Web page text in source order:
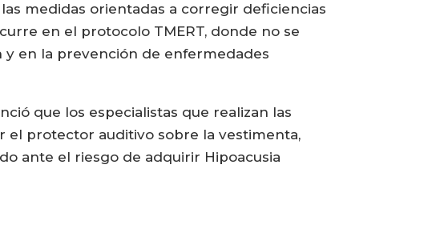
medidas orientadas a corregir deficiencias
en el protocolo TMERT, donde no se
y en la prevención de enfermedades
que los especialistas que realizan las
el protector auditivo sobre la vestimenta,
ante el riesgo de adquirir Hipoacusia